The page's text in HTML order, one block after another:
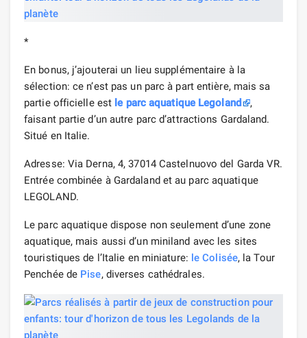
*
En bonus, j’ajouterai un lieu supplémentaire à la
sélection: ce n’est pas un parc à part entière, mais sa
partie officielle est le parc aquatique Legoland
,
faisant partie d’un autre parc d’attractions Gardaland.
Situé en Italie.
Adresse: Via Derna, 4, 37014 Castelnuovo del Garda VR.
Entrée combinée à Gardaland et au parc aquatique
LEGOLAND.
Le parc aquatique dispose non seulement d’une zone
aquatique, mais aussi d’un miniland avec les sites
touristiques de l’Italie en miniature: le Colisée, la Tour
Penchée de Pise, diverses cathédrales.